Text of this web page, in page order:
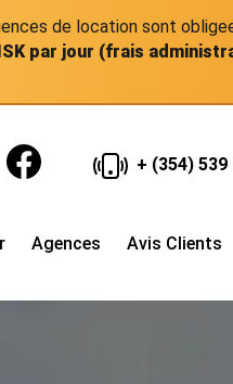
de location sont
par jour (frais
+ (354) 539
Agences Avis Clients